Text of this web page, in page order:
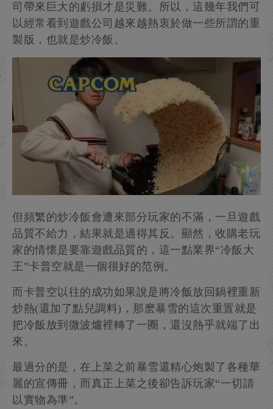
司帶來巨大的虧損才是災難。所以，這幾年我們可
以經常看到遊戲公司越來越熱衷於做一些所謂的重
製版，也就是炒冷飯。
但頻繁的炒冷飯會遭來部分玩家的不滿，一旦遊戲
品質不給力，結果就是適得其反。顯然，收購老玩
家的情懷是要靠遊戲品質的，這一點業界“冷飯大
王”卡普空就是一個很好的范例。
而卡普空以往的成功如果說是將冷飯放回鍋裡重新
炒熱(還加了點兒調料)，那麽暴雪的這次重置就是
把冷飯放到微波爐裡轉了一圈，還沒熱乎就端了出
來。
最過分的是，在上菜之前暴雪還精心炮製了各種華
麗的宣傳冊，而真正上菜之後卻告訴玩家“一切請
以實物為準”。